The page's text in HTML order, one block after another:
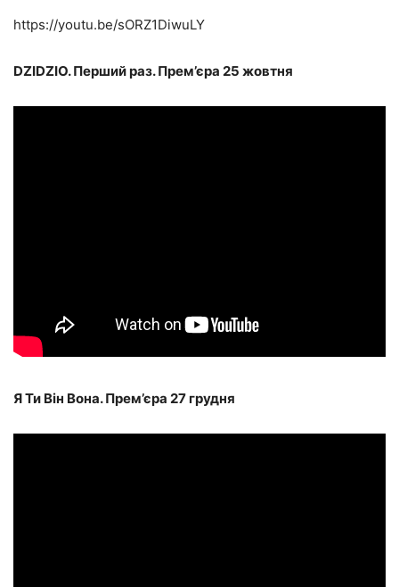
https://youtu.be/sORZ1DiwuLY
DZIDZIO. Перший раз. Прем’єра 25 жовтня
Я Ти Він Вона. Прем’єра 27 грудня